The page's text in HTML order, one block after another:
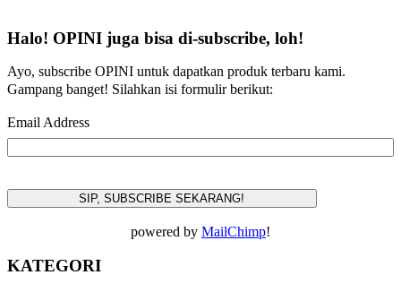
Halo! OPINI juga bisa di-subscribe, loh!
Ayo, subscribe OPINI untuk dapatkan produk terbaru kami.
Gampang banget! Silahkan isi formulir berikut:
Email Address
powered by MailChimp!
KATEGORI